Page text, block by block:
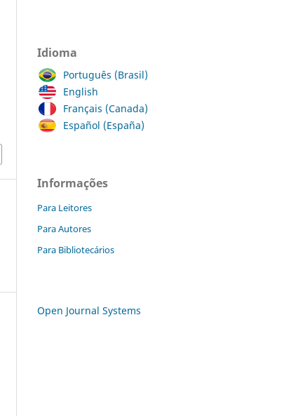
Idioma
Português (Brasil)
English
Français (Canada)
Español (España)
Informações
Para Leitores
Para Autores
Para Bibliotecários
Open Journal Systems